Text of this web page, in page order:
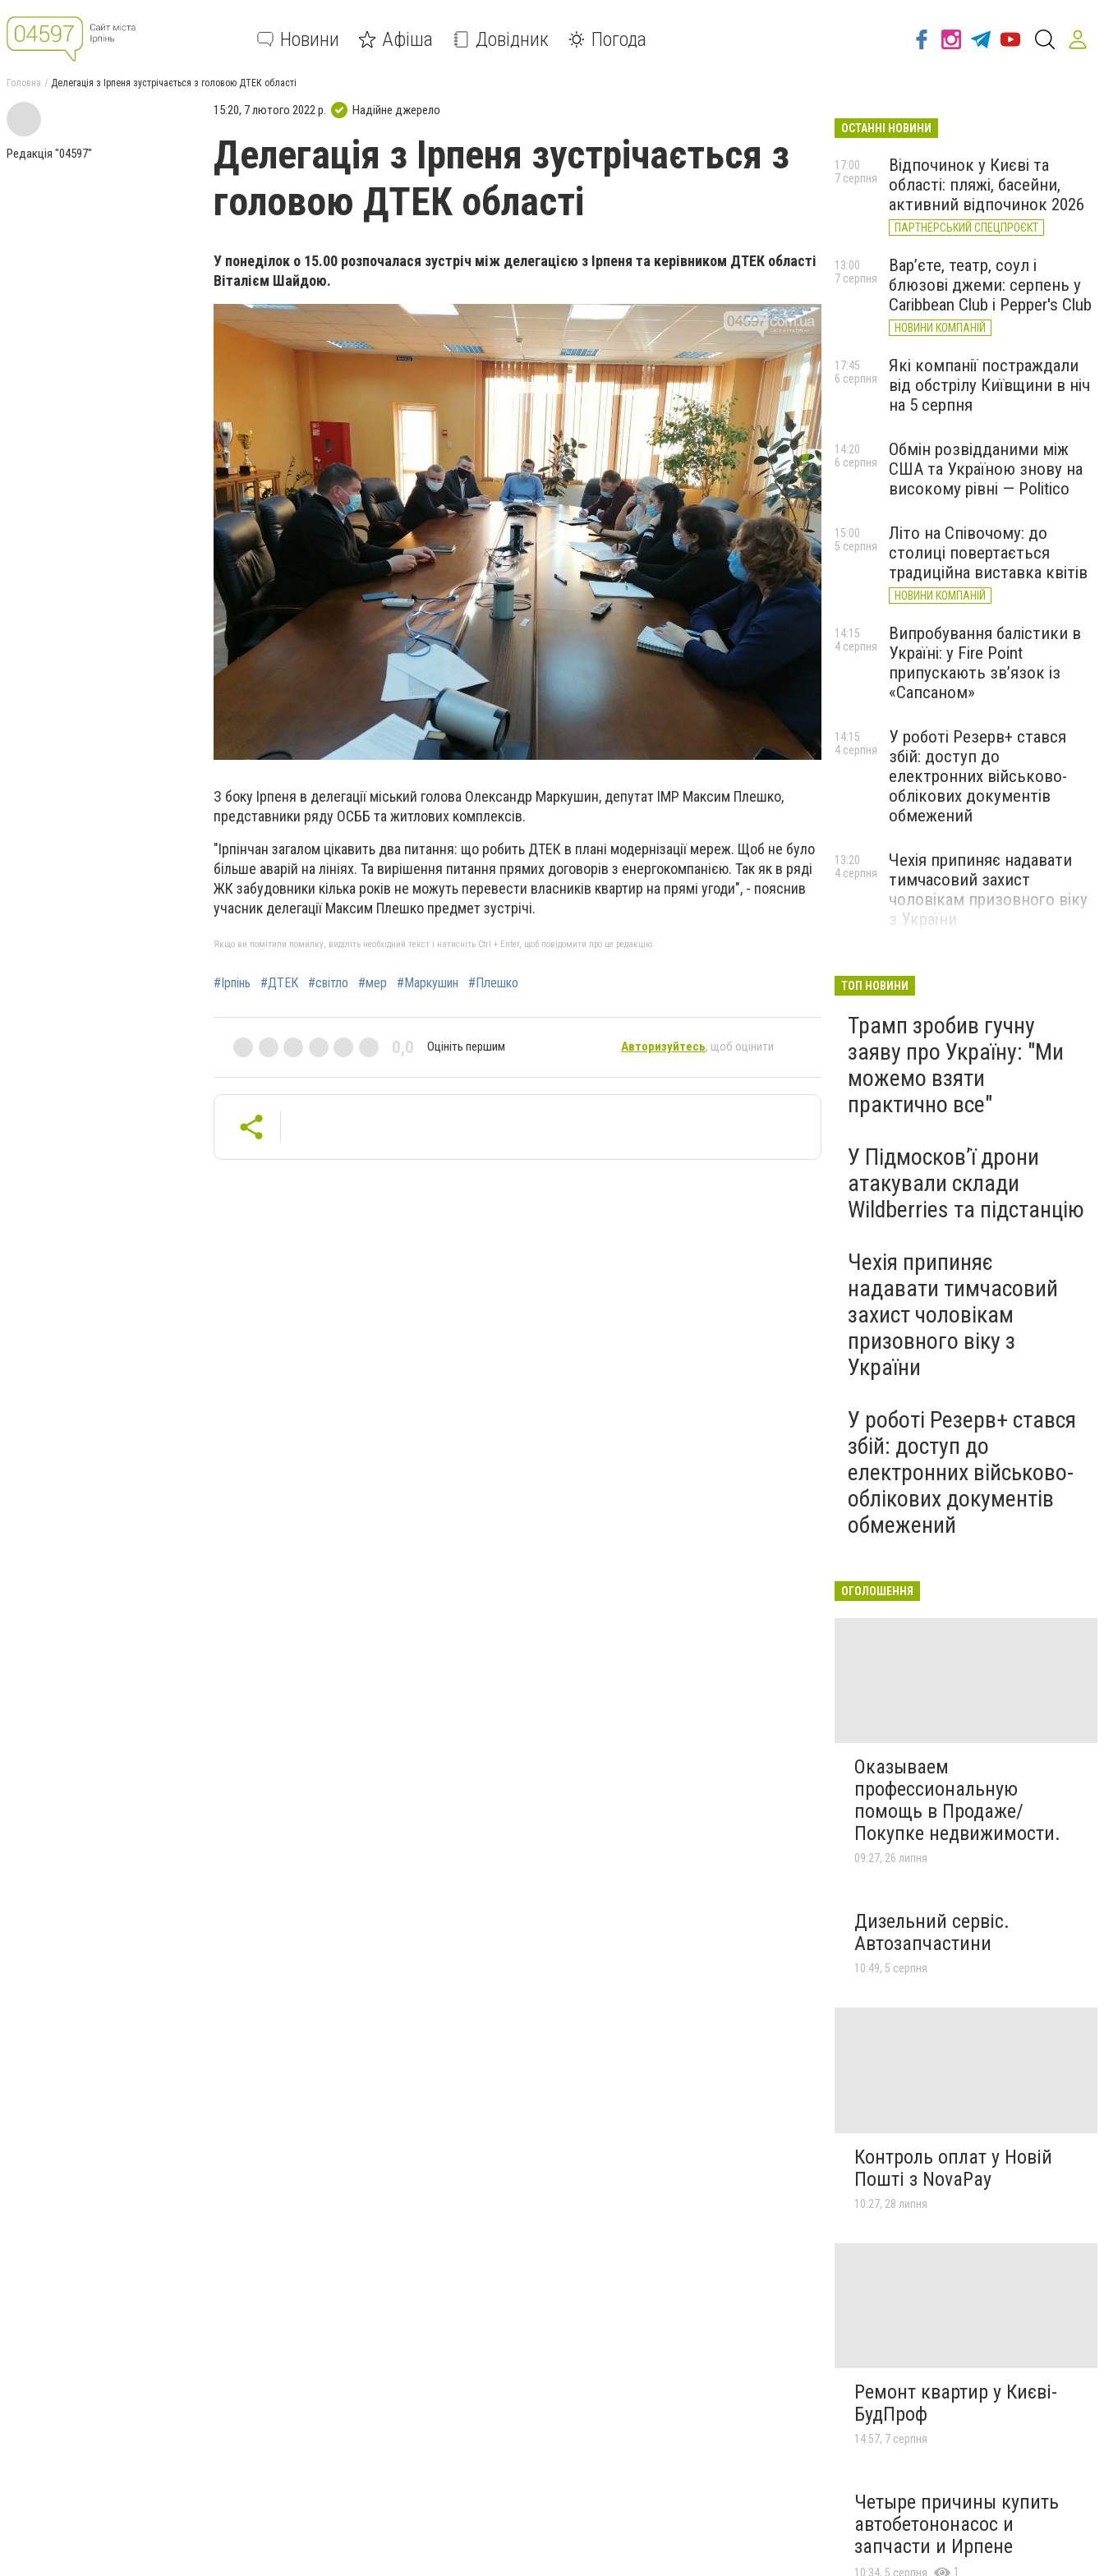
Новини Афіша Довідник Погода
Головна Делегація з Ірпеня зустрічається з головою ДТЕК області
Редакція "04597"
15:20, 7 лютого 2022 р. Надійне джерело
Делегація з Ірпеня зустрічається з
головою ДТЕК області
У понеділок о 15.00 розпочалася зустріч між делегацією з Ірпеня та керівником ДТЕК області
Віталієм Шайдою.
З боку Ірпеня в делегації міський голова Олександр Маркушин, депутат ІМР Максим Плешко,
представники ряду ОСББ та житлових комплексів.
"Ірпінчан загалом цікавить два питання: що робить ДТЕК в плані модернізації мереж. Щоб не було
більше аварій на лініях. Та вирішення питання прямих договорів з енергокомпанією. Так як в ряді
ЖК забудовники кілька років не можуть перевести власників квартир на прямі угоди", - пояснив
учасник делегації Максим Плешко предмет зустрічі.
Якщо ви помітили помилку, виділіть необхідний текст і натисніть Ctrl + Enter, щоб повідомити про це редакцію
#Ірпінь #ДТЕК #світло #мер #Маркушин #Плешко
0,0 Оцініть першим Авторизуйтесь, щоб оцінити
ОСТАННІ НОВИНИ
Відпочинок у Києві та
області: пляжі, басейни,
активний відпочинок 2026
ПАРТНЕРСЬКИЙ СПЕЦПРОЄКТ
17:00
7 серпня
Вар’єте, театр, соул і
блюзові джеми: серпень у
Caribbean Club і Pepper's Club
НОВИНИ КОМПАНІЙ
13:00
7 серпня
Які компанії постраждали
від обстрілу Київщини в ніч
на 5 серпня
17:45
6 серпня
Обмін розвідданими між
США та Україною знову на
високому рівні — Politico
14:20
6 серпня
Літо на Співочому: до
столиці повертається
традиційна виставка квітів
НОВИНИ КОМПАНІЙ
15:00
5 серпня
Випробування балістики в
Україні: у Fire Point
припускають зв’язок із
«Сапсаном»
14:15
4 серпня
У роботі Резерв+ стався
збій: доступ до
електронних військово-
облікових документів
обмежений
14:15
4 серпня
Чехія припиняє надавати
тимчасовий захист
чоловікам призовного віку
з України
13:20
4 серпня
ТОП НОВИНИ
Трамп зробив гучну
заяву про Україну: "Ми
можемо взяти
практично все"
У Підмосков’ї дрони
атакували склади
Wildberries та підстанцію
Чехія припиняє
надавати тимчасовий
захист чоловікам
призовного віку з
України
У роботі Резерв+ стався
збій: доступ до
електронних військово-
облікових документів
обмежений
ОГОЛОШЕННЯ
Оказываем
профессиональную
помощь в Продаже/
Покупке недвижимости.
09:27, 26 липня
Дизельний сервіс.
Автозапчастини
10:49, 5 серпня
Контроль оплат у Новій
Пошті з NovaPay
10:27, 28 липня
Ремонт квартир у Києві-
БудПроф
14:57, 7 серпня
Четыре причины купить
автобетононасос и
запчасти и Ирпене
10:34, 5 серпня 1